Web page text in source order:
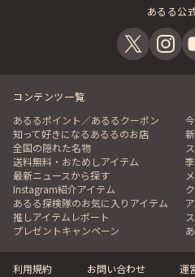
あるる公
コンテンツ一覧
あるるポイント／あるるクーポン
知って好きになるあるるのお店
全国の隠れた名物
送料無料・おためしアイテム
最新ニュースから探す
Instagram紹介アイテム
あるる探検隊のお気に入りアイテム
推しアイテムレポート
プレゼントキャンペーン
利用規約 お問い合わせ 運